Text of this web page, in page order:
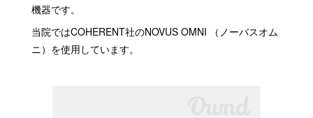
機器です。
当院ではCOHERENT社のNOVUS OMNI （ノーバスオム
ニ）を使用しています。